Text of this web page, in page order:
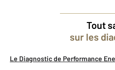
Tout
sur les
Le Diagnostic de Performance